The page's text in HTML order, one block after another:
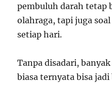
pembuluh darah tetap
olahraga, tapi juga
setiap hari.
Tanpa disadari,
biasa ternyata bisa